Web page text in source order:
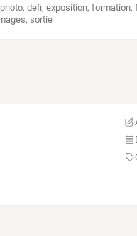
,defi,exposition,formation,
,sortie